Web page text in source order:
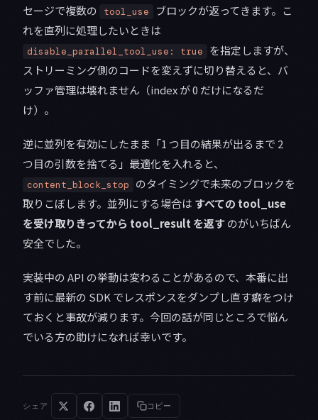
セージで複数の
tool_use
ブロックが返ってきます。こ
れを直列に処理したいときは
disable_parallel_tool_use: true
を指定しますが、
ストリーミング側のコードを変えずに切り替えると、バ
ッファ管理は壊れません（index が 0 だけになるだ
け）。
逆に並列を有効にしたまま「1 つ目の結果が出るまで 2
つ目の引数を捨てる」最適化を入れると、
content_block_stop
のタイミングで未来のブロックを
取りこぼします。並列にする場合は すべての tool_use
を受け取りきってから tool_result を返すのがいちばん
安全でした。
実装中の API の挙動は変わることがあるので、本番に出
す前に最新の SDK でレスポンスをダンプし直す癖をつけ
ておくと事故が減ります。今回の話が同じところで悩ん
でいる方の助けになれば幸いです。
シェア コピー